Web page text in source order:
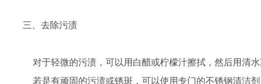
三、去除污渍
对于轻微的污渍，可以用白醋或柠檬汁擦拭，然后用清水
若是有顽固的污渍或锈斑，可以使用专门的不锈钢清洁剂